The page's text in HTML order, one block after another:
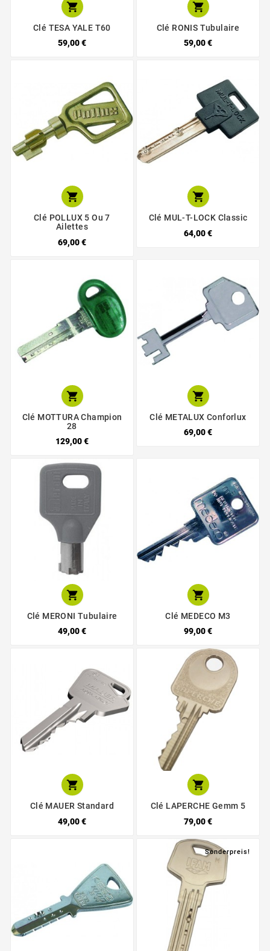

Clé TESA YALE T60
59,00 €

Clé RONIS Tubulaire
59,00 €

Clé POLLUX 5 Ou 7
Ailettes
69,00 €

Clé MUL-T-LOCK Classic
64,00 €

Clé MOTTURA Champion
28
129,00 €

Clé METALUX Conforlux
69,00 €

Clé MERONI Tubulaire
49,00 €

Clé MEDECO M3
99,00 €

Clé MAUER Standard
49,00 €

Clé LAPERCHE Gemm 5
79,00 €
Sonderpreis!